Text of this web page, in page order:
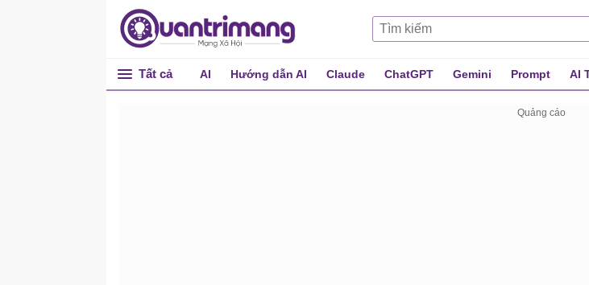
Tất cả AI Hướng dẫn AI Claude ChatGPT Gemini Prompt AI